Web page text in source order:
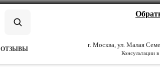
ОТЗЫВЫ
г. Москва, ул. Малая
Консультации